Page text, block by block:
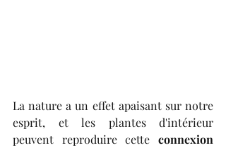
La nature a un effet apaisant sur notre
esprit, et les plantes d'intérieur
peuvent reproduire cette connexion